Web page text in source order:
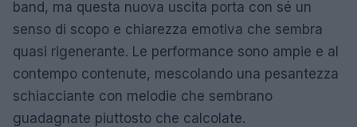
band, ma questa nuova uscita porta con sé un
senso di scopo e chiarezza emotiva che sembra
quasi rigenerante. Le performance sono ampie e al
contempo contenute, mescolando una pesantezza
schiacciante con melodie che sembrano
guadagnate piuttosto che calcolate.